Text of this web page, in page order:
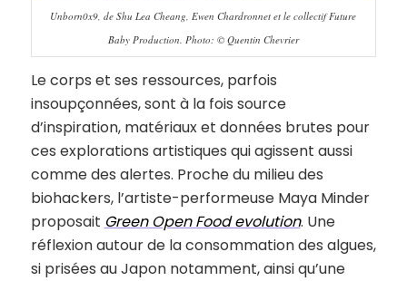
Unborn0x9, de Shu Lea Cheang, Ewen Chardronnet et le collectif Future
Baby Production. Photo: © Quentin Chevrier
Le corps et ses ressources, parfois
insoupçonnées, sont à la fois source
d’inspiration, matériaux et données brutes pour
ces explorations artistiques qui agissent aussi
comme des alertes. Proche du milieu des
biohackers, l’artiste-performeuse Maya Minder
proposait Green Open Food evolution. Une
réflexion autour de la consommation des algues,
si prisées au Japon notamment, ainsi qu’une